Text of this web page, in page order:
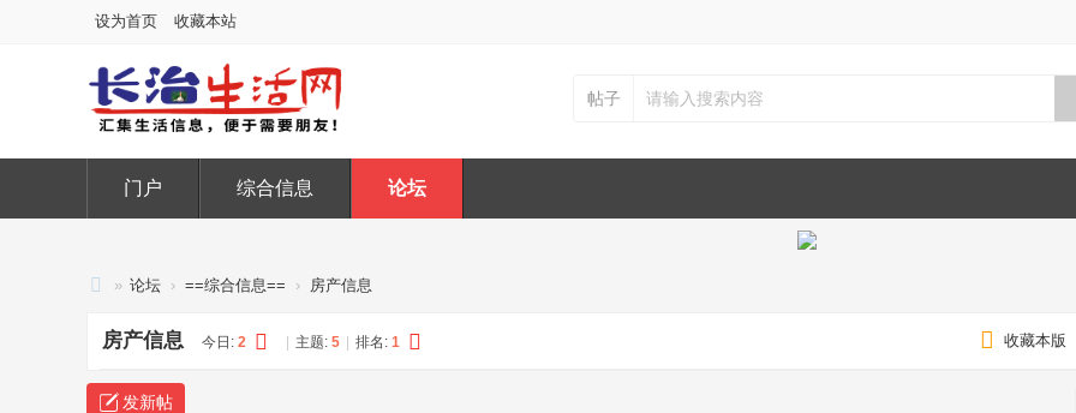
设为首页 收藏本站
帖子
门户 综合信息 论坛
治
生
» 论坛 › ==综合信息== › 房产信息
收藏本版
房产信息 今日: 2 主题: 5 排名: 1
发新帖